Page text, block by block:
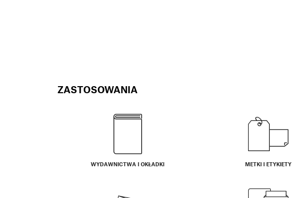
ZASTOSOWANIA
WYDAWNICTWA I OKŁADKI METKI I ETYKIETY